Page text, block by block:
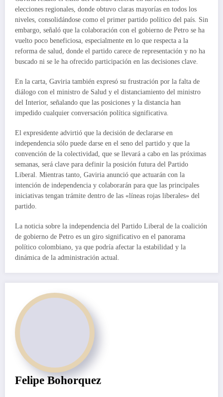
elecciones regionales, donde obtuvo claras mayorías en todos los
niveles, consolidándose como el primer partido político del país. Sin
embargo, señaló que la colaboración con el gobierno de Petro se ha
vuelto poco beneficiosa, especialmente en lo que respecta a la
reforma de salud, donde el partido carece de representación y no ha
buscado ni se le ha ofrecido participación en las decisiones clave.
En la carta, Gaviria también expresó su frustración por la falta de
diálogo con el ministro de Salud y el distanciamiento del ministro
del Interior, señalando que las posiciones y la distancia han
impedido cualquier conversación política significativa.
El expresidente advirtió que la decisión de declararse en
independencia sólo puede darse en el seno del partido y que la
convención de la colectividad, que se llevará a cabo en las próximas
semanas, será clave para definir la posición futura del Partido
Liberal. Mientras tanto, Gaviria anunció que actuarán con la
intención de independencia y colaborarán para que las principales
iniciativas tengan trámite dentro de las «líneas rojas liberales» del
partido.
La noticia sobre la independencia del Partido Liberal de la coalición
de gobierno de Petro es un giro significativo en el panorama
político colombiano, ya que podría afectar la estabilidad y la
dinámica de la administración actual.
Felipe Bohorquez